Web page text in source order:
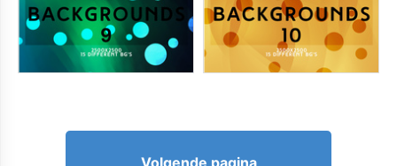
Volgende pagina